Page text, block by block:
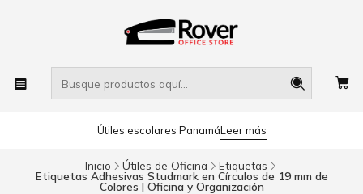
Útiles escolares PanamáLeer más
Inicio Útiles de Oficina Etiquetas
Etiquetas Adhesivas Studmark en Círculos de 19 mm de
Colores | Oficina y Organización